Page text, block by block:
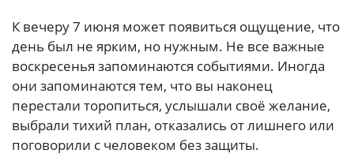
К вечеру 7 июня может появиться ощущение, что
день был не ярким, но нужным. Не все важные
воскресенья запоминаются событиями. Иногда
они запоминаются тем, что вы наконец
перестали торопиться, услышали своё желание,
выбрали тихий план, отказались от лишнего или
поговорили с человеком без защиты.